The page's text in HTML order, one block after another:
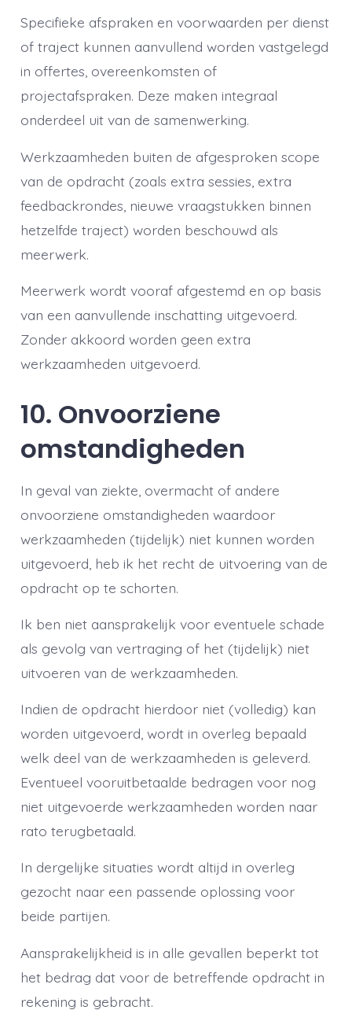
Specifieke afspraken en voorwaarden per dienst
of traject kunnen aanvullend worden vastgelegd
in offertes, overeenkomsten of
projectafspraken. Deze maken integraal
onderdeel uit van de samenwerking.
Werkzaamheden buiten de afgesproken scope
van de opdracht (zoals extra sessies, extra
feedbackrondes, nieuwe vraagstukken binnen
hetzelfde traject) worden beschouwd als
meerwerk.
Meerwerk wordt vooraf afgestemd en op basis
van een aanvullende inschatting uitgevoerd.
Zonder akkoord worden geen extra
werkzaamheden uitgevoerd.
10. Onvoorziene
omstandigheden
In geval van ziekte, overmacht of andere
onvoorziene omstandigheden waardoor
werkzaamheden (tijdelijk) niet kunnen worden
uitgevoerd, heb ik het recht de uitvoering van de
opdracht op te schorten.
Ik ben niet aansprakelijk voor eventuele schade
als gevolg van vertraging of het (tijdelijk) niet
uitvoeren van de werkzaamheden.
Indien de opdracht hierdoor niet (volledig) kan
worden uitgevoerd, wordt in overleg bepaald
welk deel van de werkzaamheden is geleverd.
Eventueel vooruitbetaalde bedragen voor nog
niet uitgevoerde werkzaamheden worden naar
rato terugbetaald.
In dergelijke situaties wordt altijd in overleg
gezocht naar een passende oplossing voor
beide partijen.
Aansprakelijkheid is in alle gevallen beperkt tot
het bedrag dat voor de betreffende opdracht in
rekening is gebracht.